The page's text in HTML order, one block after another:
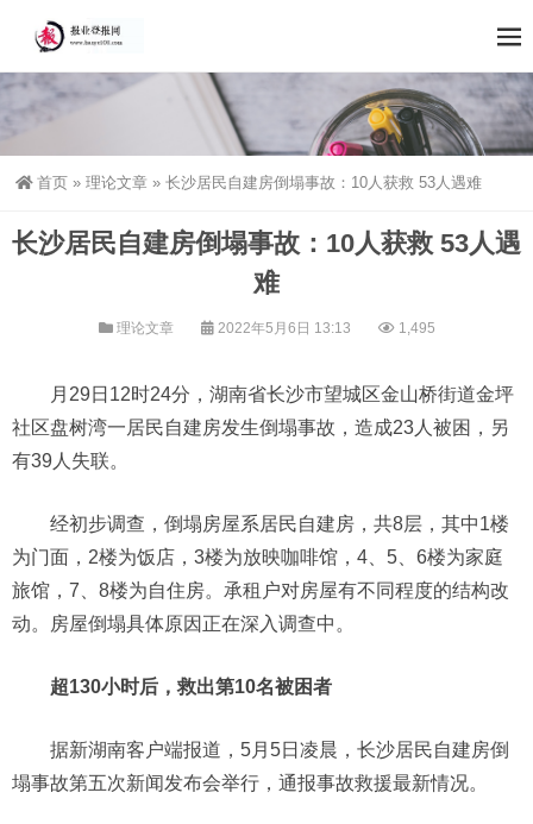
首页 » 理论文章 » 长沙居民自建房倒塌事故：10人获救 53人遇难
长沙居民自建房倒塌事故：10人获救 53人遇
难
理论文章 2022年5月6日 13:13 1,495
月29日12时24分，湖南省长沙市望城区金山桥街道金坪
社区盘树湾一居民自建房发生倒塌事故，造成23人被困，另
有39人失联。
经初步调查，倒塌房屋系居民自建房，共8层，其中1楼
为门面，2楼为饭店，3楼为放映咖啡馆，4、5、6楼为家庭
旅馆，7、8楼为自住房。承租户对房屋有不同程度的结构改
动。房屋倒塌具体原因正在深入调查中。
超130小时后，救出第10名被困者
据新湖南客户端报道，5月5日凌晨，长沙居民自建房倒
塌事故第五次新闻发布会举行，通报事故救援最新情况。